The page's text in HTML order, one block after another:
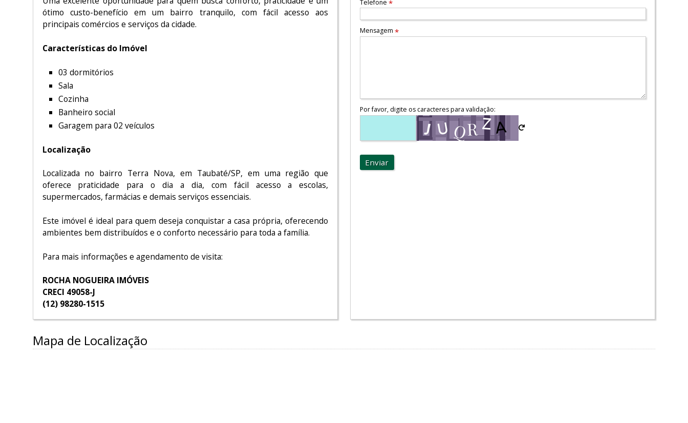
ótimo custo-benefício em um bairro tranquilo, com fácil acesso aos
principais comércios e serviços da cidade.
Características do Imóvel
03 dormitórios
Sala
Cozinha
Banheiro social
Garagem para 02 veículos
Localização
Localizada no bairro Terra Nova, em Taubaté/SP, em uma região que
oferece praticidade para o dia a dia, com fácil acesso a escolas,
supermercados, farmácias e demais serviços essenciais.
Este imóvel é ideal para quem deseja conquistar a casa própria, oferecendo
ambientes bem distribuídos e o conforto necessário para toda a família.
Para mais informações e agendamento de visita:
ROCHA NOGUEIRA IMÓVEIS
CRECI 49058-J
(12) 98280-1515
Telefone *
Mensagem *
Por favor, digite os caracteres para validação:
Enviar
Mapa de Localização